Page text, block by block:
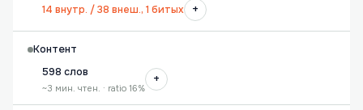
14 внутр. / 38 внеш., 1 битых
+
Контент
598 слов
~3 мин. чтен. · ratio 16%
+